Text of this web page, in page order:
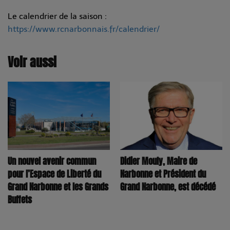
Le calendrier de la saison :
https://www.rcnarbonnais.fr/calendrier/
Voir aussi
Un nouvel avenir commun
pour l’Espace de Liberté du
Grand Narbonne et les Grands
Buffets
Didier Mouly, Maire de
Narbonne et Président du
Grand Narbonne, est décédé